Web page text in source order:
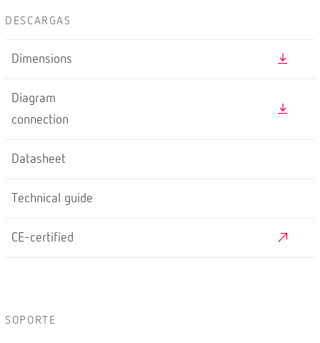
DESCARGAS
Dimensions
Diagram
connection
Datasheet
Technical guide
CE-certified
SOPORTE